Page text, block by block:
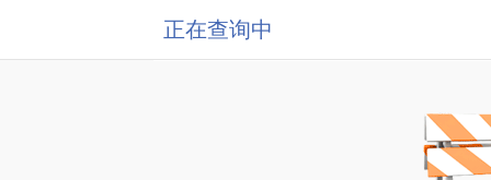
正在查询中